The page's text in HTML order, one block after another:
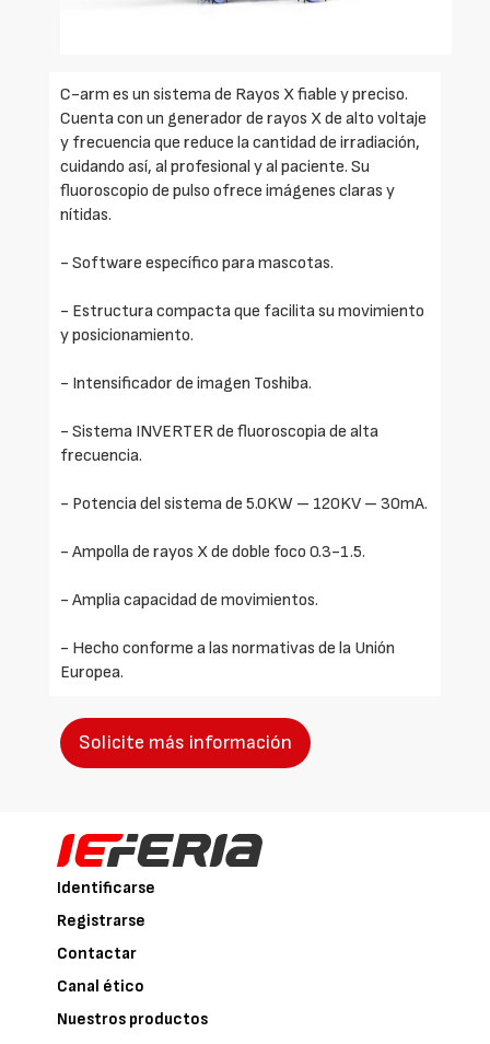
C-arm es un sistema de Rayos X fiable y preciso.
Cuenta con un generador de rayos X de alto voltaje
y frecuencia que reduce la cantidad de irradiación,
cuidando así, al profesional y al paciente. Su
fluoroscopio de pulso ofrece imágenes claras y
nítidas.
- Software específico para mascotas.
- Estructura compacta que facilita su movimiento
y posicionamiento.
- Intensificador de imagen Toshiba.
- Sistema INVERTER de fluoroscopia de alta
frecuencia.
- Potencia del sistema de 5.0KW – 120KV – 30mA.
- Ampolla de rayos X de doble foco 0.3-1.5.
- Amplia capacidad de movimientos.
- Hecho conforme a las normativas de la Unión
Europea.
Solicite más información
Identificarse
Registrarse
Contactar
Canal ético
Nuestros productos